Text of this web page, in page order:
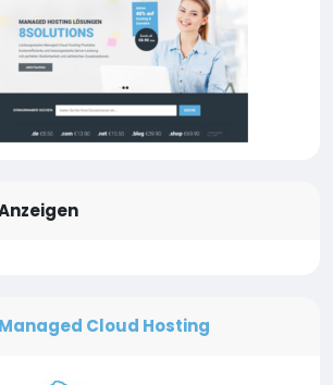
Managed Cloud Hosting